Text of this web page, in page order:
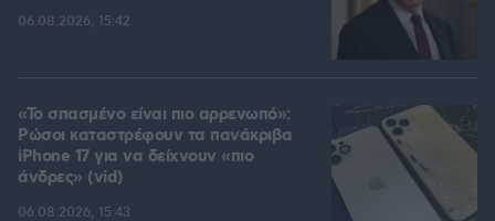
06.08.2026, 15:42
«Το σπασμένο είναι πιο αρρενωπό»:
Ρώσοι καταστρέφουν τα πανάκριβα
iPhone 17 για να δείχνουν «πιο
άνδρες» (vid)
06.08.2026, 15:43